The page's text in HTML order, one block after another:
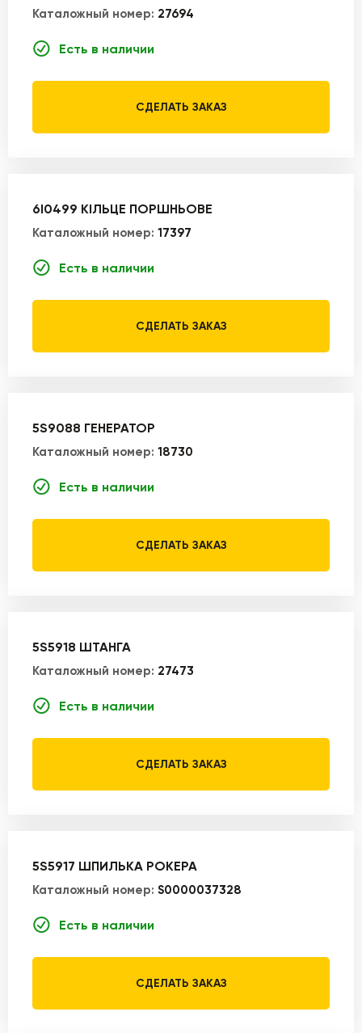
Каталожный номер: 27694
Есть в наличии
СДЕЛАТЬ ЗАКАЗ
6I0499 КІЛЬЦЕ ПОРШНЬОВЕ
Каталожный номер: 17397
Есть в наличии
СДЕЛАТЬ ЗАКАЗ
5S9088 ГЕНЕРАТОР
Каталожный номер: 18730
Есть в наличии
СДЕЛАТЬ ЗАКАЗ
5S5918 ШТАНГА
Каталожный номер: 27473
Есть в наличии
СДЕЛАТЬ ЗАКАЗ
5S5917 ШПИЛЬКА РОКЕРА
Каталожный номер: S0000037328
Есть в наличии
СДЕЛАТЬ ЗАКАЗ